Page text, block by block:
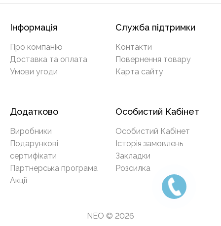
Інформація
Про компанію
Доставка та оплата
Умови угоди
Служба підтримки
Контакти
Повернення товару
Карта сайту
Додатково
Виробники
Подарункові
сертифікати
Партнерська програма
Акції
Особистий Кабінет
Особистий Кабінет
Історія замовлень
Закладки
Розсилка
NEO © 2026